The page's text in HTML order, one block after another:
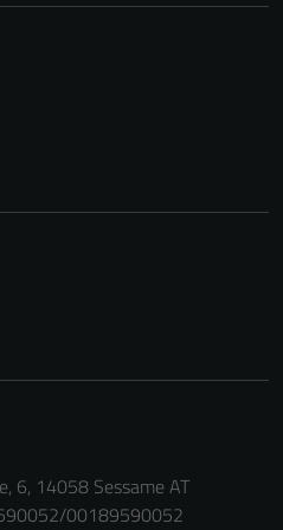
6, 14058 Sessame AT
00189590052